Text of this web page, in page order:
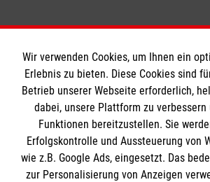
Informationen
Impressum
Datenschutz
Die Malteser
Wir verwenden Cookies, um Ihnen ein
Erlebnis zu bieten. Diese Cookies sind
Betrieb unserer Webseite erforderlich,
dabei, unsere Plattform zu
Funktionen bereitzustellen. Sie
Erfolgskontrolle und Aussteuerung von
wie z.B. Google Ads, eingesetzt. Das
zur Personalisierung von Anzeigen